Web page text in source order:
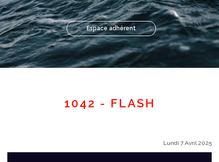
Espace adhérent
1042 - FLASH
Lundi 7 Avril 2025